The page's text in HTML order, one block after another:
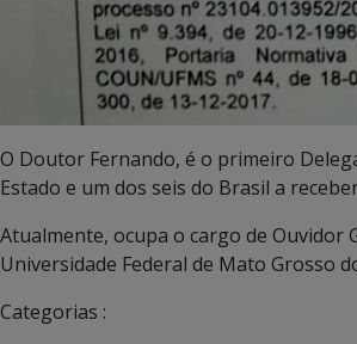
O Doutor Fernando, é o primeiro
Estado e um dos seis do Brasil a
Atualmente, ocupa o cargo de Ouvidor
Universidade Federal de Mato Grosso
Categorias :